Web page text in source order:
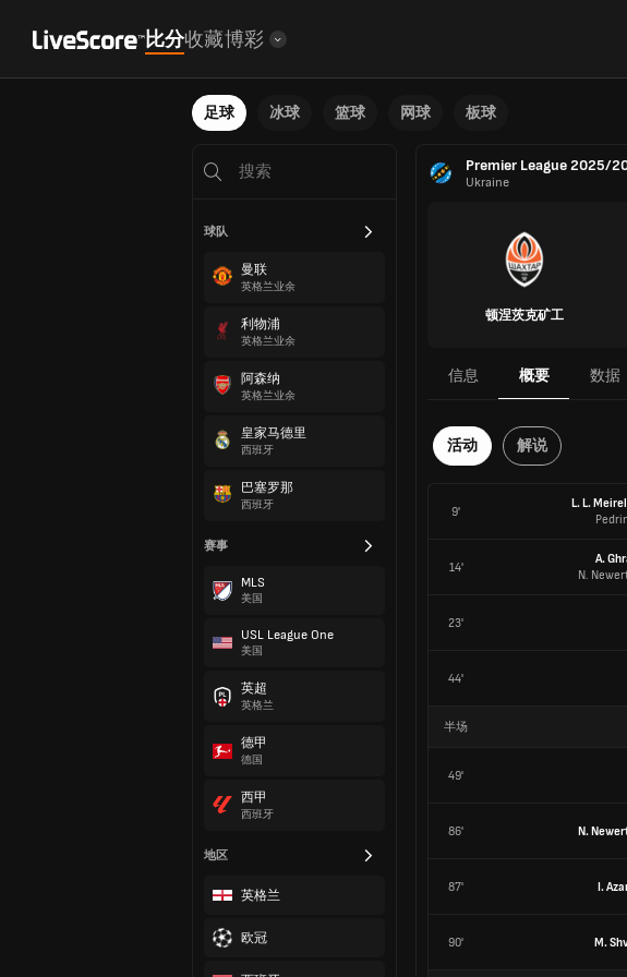
比分收藏博彩
足球 冰球 篮球 网球 板球
球队
曼联
英格兰业余
利物浦
英格兰业余
阿森纳
英格兰业余
皇家马德里
西班牙
巴塞罗那
西班牙
赛事
MLS
美国
USL League One
美国
英超
英格兰
德甲
德国
西甲
西班牙
地区
英格兰
欧冠
Premier League 2025/
Ukraine
顿涅茨克矿工
信息 概要 数据
活动 解说
9'
L. L.
14'
A.
N.
23'
44'
半场
49'
86' N.
87' I.
90' M.